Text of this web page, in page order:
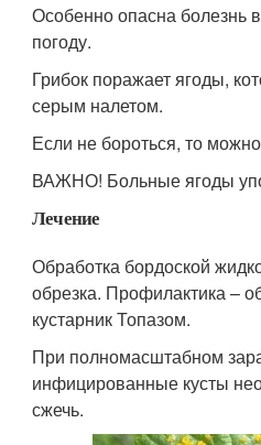
Особенно опасна болезнь
погоду.
Грибок поражает ягоды,
серым налетом.
Если не бороться, то
ВАЖНО! Больные ягоды
Лечение
Обработка бордоской
обрезка. Профилактика –
кустарник Топазом.
При полномасштабном
инфицированные кусты
сжечь.